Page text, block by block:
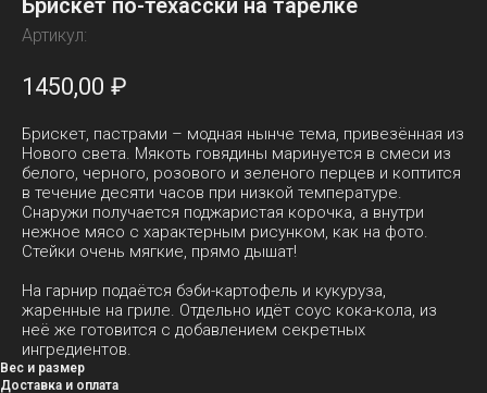
Брискет по-техасски на тарелке
Артикул:
1450,00 ₽
Брискет, пастрами – модная нынче тема, привезённая из
Нового света. Мякоть говядины маринуется в смеси из
белого, черного, розового и зеленого перцев и коптится
в течение десяти часов при низкой температуре.
Снаружи получается поджаристая корочка, а внутри
нежное мясо с характерным рисунком, как на фото.
Стейки очень мягкие, прямо дышат!
На гарнир подаётся бэби-картофель и кукуруза,
жаренные на гриле. Отдельно идёт cоус кока-кола, из
неё же готовится с добавлением секретных
ингредиентов.
Вес и размер
Доставка и оплата